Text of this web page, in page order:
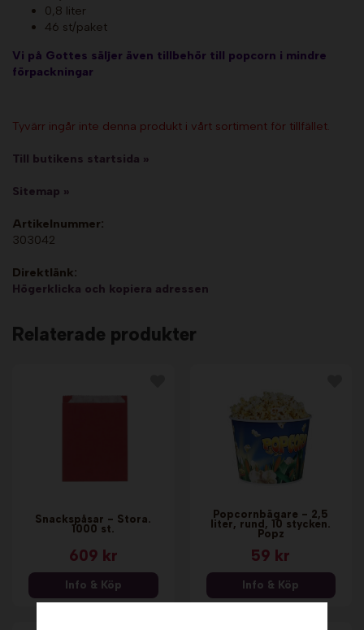
0,8 liter
46 st/paket
Vi på Gottes säljer även tillbehör till popcorn i mindre
förpackningar
Tyvärr ingår inte denna produkt i vårt sortiment för tillfället.
Till butikens startsida »
Sitemap »
Artikelnummer:
303042
Direktlänk:
Högerklicka och kopiera adressen
Relaterade produkter
Snackspåsar - Stora.
1000 st.
609 kr
Info & Köp
Popcornbägare - 2,5
liter, rund, 10 stycken.
Popz
59 kr
Info & Köp